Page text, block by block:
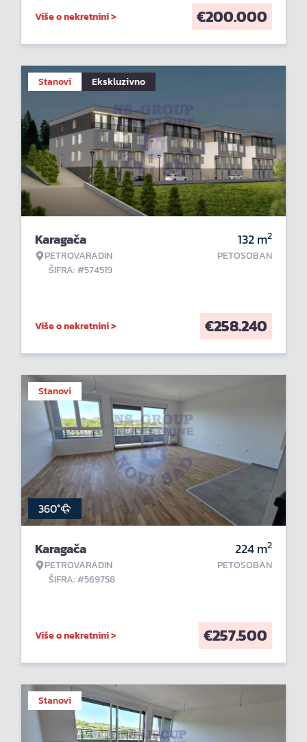
Više o nekretnini > €200.000
Stanovi Ekskluzivno
Karagača
PETROVARADIN
ŠIFRA: #574519
132m2
PETOSOBAN
Više o nekretnini > €258.240
Stanovi
360°
Karagača
PETROVARADIN
ŠIFRA: #569758
224m2
PETOSOBAN
Više o nekretnini > €257.500
Stanovi